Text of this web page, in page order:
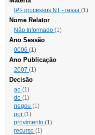
IPI- processos NT - ressa (1)
Nome Relator
Não Informado (1)
Ano Sessão
0006 (1)
Ano Publicação
2007 (1)
Decisão
ao (1)
de (1)
negou (1)
por (1)
provimento (1)
recurso (1)